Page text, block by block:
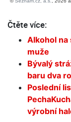
Čtěte více:
Alkohol
muže
Bývalý
baru dva
Poslední
výrobní